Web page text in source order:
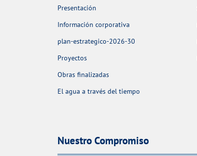
Presentación
Información corporativa
plan-estrategico-2026-30
Proyectos
Obras finalizadas
El agua a través del tiempo
Nuestro Compromiso